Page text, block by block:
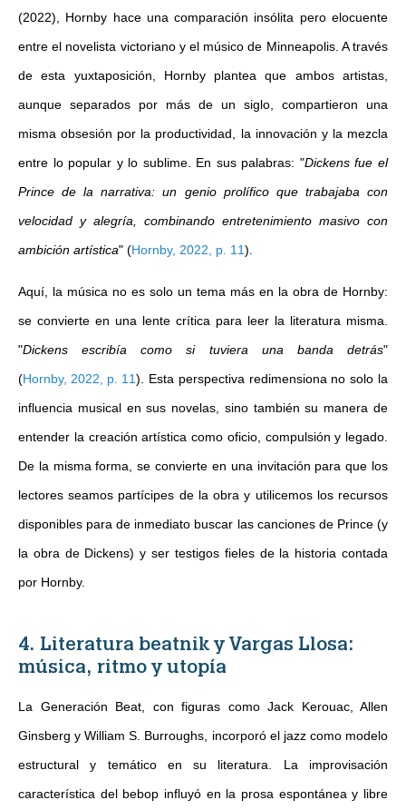
(2022), Hornby hace una comparación insólita pero elocuente
entre el novelista victoriano y el músico de Minneapolis. A través
de esta yuxtaposición, Hornby plantea que ambos artistas,
aunque separados por más de un siglo, compartieron una
misma obsesión por la productividad, la innovación y la mezcla
entre lo popular y lo sublime. En sus palabras: "Dickens fue el
Prince de la narrativa: un genio prolífico que trabajaba con
velocidad y alegría, combinando entretenimiento masivo con
ambición artística" (Hornby, 2022, p. 11)
Aquí, la música no es solo un tema más en la obra de Hornby:
se convierte en una lente crítica para leer la literatura misma.
"Dickens escribía como si tuviera una banda detrás"
(Hornby, 2022, p. 11) . Esta perspectiva redimensiona no solo la
influencia musical en sus novelas, sino también su manera de
entender la creación artística como oficio, compulsión y legado.
De la misma forma, se convierte en una invitación para que los
lectores seamos partícipes de la obra y utilicemos los recursos
disponibles para de inmediato buscar las canciones de Prince (y
la obra de Dickens) y ser testigos fieles de la historia contada
por Hornby.
4. Literatura beatnik y Vargas Llosa:
música, ritmo y utopía
La Generación Beat, con figuras como Jack Kerouac, Allen
Ginsberg y William S. Burroughs, incorporó el jazz como modelo
estructural y temático en su literatura. La improvisación
característica del bebop influyó en la prosa espontánea y libre